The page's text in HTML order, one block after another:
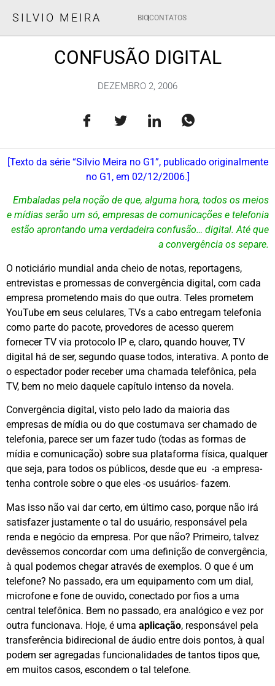
SILVIO MEIRA BIOCONTATOS
CONFUSÃO DIGITAL
DEZEMBRO 2, 2006
[Texto da série “Silvio Meira no G1”, publicado originalmente
no G1, em 02/12/2006.]
Embaladas pela noção de que, alguma hora, todos os meios
e mídias serão um só, empresas de comunicações e telefonia
estão aprontando uma verdadeira confusão… digital. Até que
a convergência os separe.
O noticiário mundial anda cheio de notas, reportagens,
entrevistas e promessas de convergência digital, com cada
empresa prometendo mais do que outra. Teles prometem
YouTube em seus celulares, TVs a cabo entregam telefonia
como parte do pacote, provedores de acesso querem
fornecer TV via protocolo IP e, claro, quando houver, TV
digital há de ser, segundo quase todos, interativa. A ponto de
o espectador poder receber uma chamada telefônica, pela
TV, bem no meio daquele capítulo intenso da novela.
Convergência digital, visto pelo lado da maioria das
empresas de mídia ou do que costumava ser chamado de
telefonia, parece ser um fazer tudo (todas as formas de
mídia e comunicação) sobre sua plataforma física, qualquer
que seja, para todos os públicos, desde que eu -a empresa-
tenha controle sobre o que eles -os usuários- fazem.
Mas isso não vai dar certo, em último caso, porque não irá
satisfazer justamente o tal do usuário, responsável pela
renda e negócio da empresa. Por que não? Primeiro, talvez
devêssemos concordar com uma definição de convergência,
à qual podemos chegar através de exemplos. O que é um
telefone? No passado, era um equipamento com um dial,
microfone e fone de ouvido, conectado por fios a uma
central telefônica. Bem no passado, era analógico e vez por
outra funcionava. Hoje, é uma aplicação, responsável pela
transferência bidirecional de áudio entre dois pontos, à qual
podem ser agregadas funcionalidades de tantos tipos que,
em muitos casos, escondem o tal telefone.